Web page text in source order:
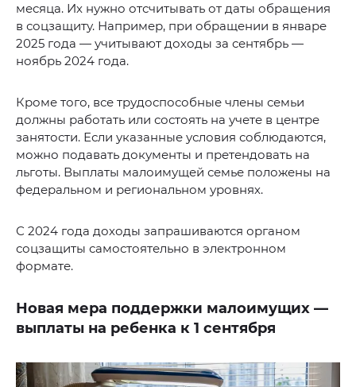
месяца. Их нужно отсчитывать от даты обращения
в соцзащиту. Например, при обращении в январе
2025 года — учитывают доходы за сентябрь —
ноябрь 2024 года.
Кроме того, все трудоспособные члены семьи
должны работать или состоять на учете в центре
занятости. Если указанные условия соблюдаются,
можно подавать документы и претендовать на
льготы. Выплаты малоимущей семье положены на
федеральном и региональном уровнях.
С 2024 года доходы запрашиваются органом
соцзащиты самостоятельно в электронном
формате.
Новая мера поддержки малоимущих —
выплаты на ребенка к 1 сентября